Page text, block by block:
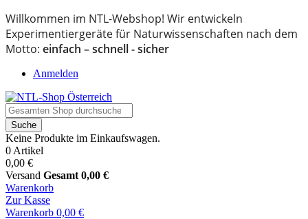
Willkommen im NTL-Webshop! Wir entwickeln
Experimentiergeräte für Naturwissenschaften nach dem
Motto: einfach – schnell - sicher
Anmelden
Suche
Keine Produkte im Einkaufswagen.
0 Artikel
0,00 €
Versand Gesamt 0,00 €
Warenkorb
Zur Kasse
Warenkorb 0,00 €